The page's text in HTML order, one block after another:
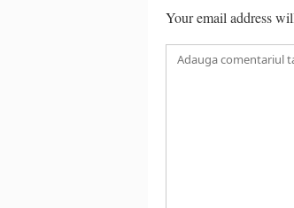
Your email address